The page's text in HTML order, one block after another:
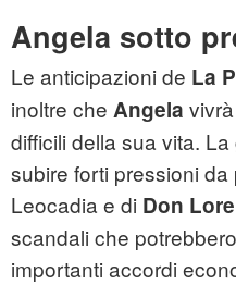
Angela sotto
Le anticipazioni de La
inoltre che Angela
difficili della sua vita.
subire forti pressioni
Leocadia e di Don
scandali che
importanti accordi